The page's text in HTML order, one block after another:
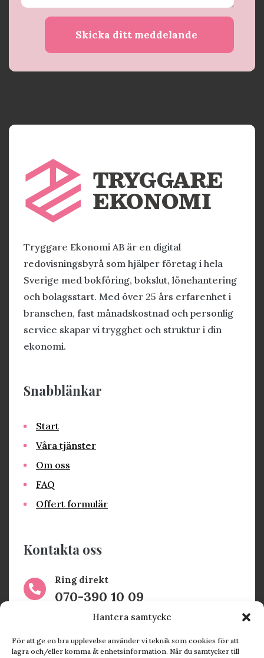
Hantera samtycke
För att ge en bra upplevelse använder vi teknik som cookies för att
lagra och/eller komma åt enhetsinformation. När du samtycker till
Skicka ditt meddelande
Tryggare Ekonomi AB är en digital
redovisningsbyrå som hjälper företag i hela
Sverige med bokföring, bokslut, lönehantering
och bolagsstart. Med över 25 års erfarenhet i
branschen, fast månadskostnad och personlig
service skapar vi trygghet och struktur i din
ekonomi.
Snabblänkar
Start
Våra tjänster
Om oss
FAQ
Offert formulär
Kontakta oss

Ring direkt
070-390 10 09
jenny@tryggareekonomi.se